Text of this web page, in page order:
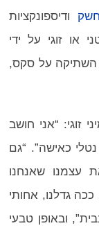
ודיספונקציות
או זוגי על ידי
השתיקה על סקס,
זוגי: “אני חושב
כאישה”. “גם
עצמנו שאנחנו
גדלנו, אחותי
ובאופן טבעי